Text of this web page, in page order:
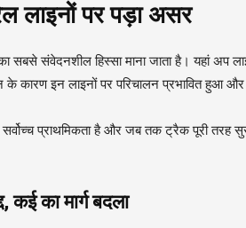
लाइनों पर पड़ा असर
सबसे संवेदनशील हिस्सा माना जाता है। यहां अप
कारण इन लाइनों पर परिचालन प्रभावित हुआ और
सर्वोच्च प्राथमिकता है और जब तक ट्रैक पूरी तरह
का मार्ग बदला